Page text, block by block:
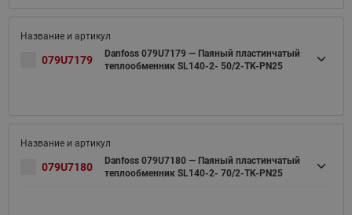
079U7179
Danfoss 079U7179 — Паяный пластинчатый
теплообменник SL140-2- 50/2-TK-PN25
079U7180
Danfoss 079U7180 — Паяный пластинчатый
теплообменник SL140-2- 70/2-TK-PN25